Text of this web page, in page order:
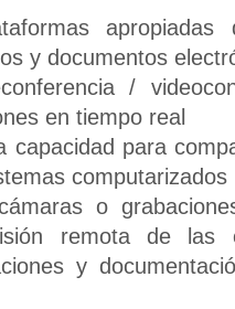
apropiadas
y documentos
/
en tiempo real
capacidad para
computarizados
o
remota de las
y